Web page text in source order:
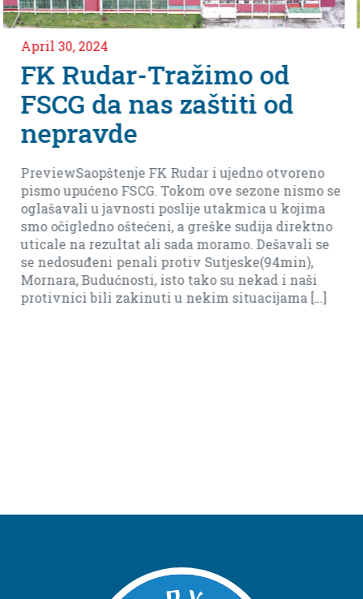
od
od
otvoreno
nismo se
u kojima
sudija direktno
Dešavali se
nekad i naši
[…]
Nedjeljko
meča protiv
Imamo dever finala do kraja da
baraža(ostanak bez baraza je
biti realni i reći da je sad daleko).